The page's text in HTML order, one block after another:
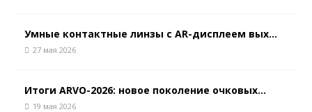
Умные контактные линзы с AR-дисплеем вых...
27 мая 2026
Итоги ARVO-2026: новое поколение очковых...
19 мая 2026